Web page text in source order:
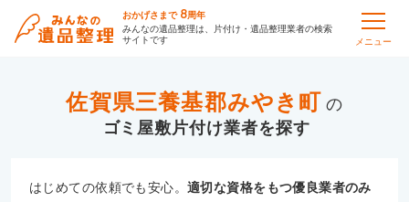
おかげさまで 8周年
みんなの遺品整理は、片付け・遺品整理業者の検索
サイトです
メニュー
佐賀県三養基郡みやき町 の
ゴミ屋敷片付け
はじめての依頼でも安心。適切な資格をもつ優良業者のみ